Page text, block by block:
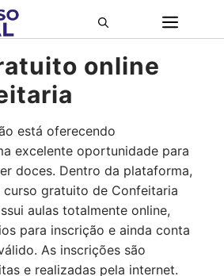
online
está oferecendo
excelente oportunidade para
doces. Dentro da plataforma,
gratuito de Confeitaria
aulas totalmente online,
para inscrição e ainda conta
As inscrições são
e realizadas pela internet.